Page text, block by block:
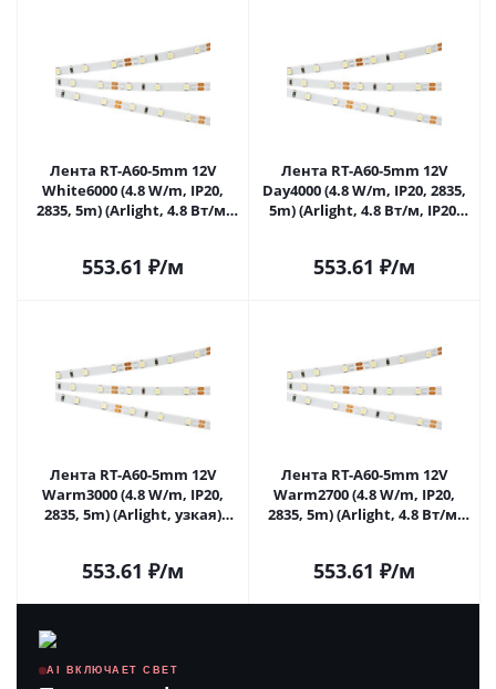
Лента RT-A60-5mm 12V
White6000 (4.8 W/m, IP20,
2835, 5m) (Arlight, 4.8 Вт/м,
553.61 ₽/м
Лента RT-A60-5mm 12V
Day4000 (4.8 W/m, IP20, 2835,
5m) (Arlight, 4.8 Вт/м, IP20)
553.61 ₽/м
Лента RT-A60-5mm 12V
Warm3000 (4.8 W/m, IP20,
2835, 5m) (Arlight, узкая)
553.61 ₽/м
Лента RT-A60-5mm 12V
Warm2700 (4.8 W/m, IP20,
2835, 5m) (Arlight, 4.8 Вт/м,
553.61 ₽/м
AI ВКЛЮЧАЕТ СВЕТ